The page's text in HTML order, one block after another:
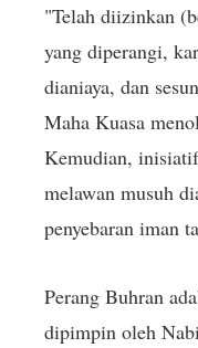
"Telah diizinkan
yang diperangi,
dianiaya, dan
Maha Kuasa
Kemudian,
melawan musuh
penyebaran iman
Perang Buhran
dipimpin oleh